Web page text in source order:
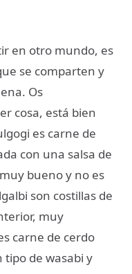
en otro mundo, es
se comparten y
Os
cosa, está bien
es carne de
con una salsa de
bueno y no es
son costillas de
muy
carne de cerdo
tipo de wasabi y